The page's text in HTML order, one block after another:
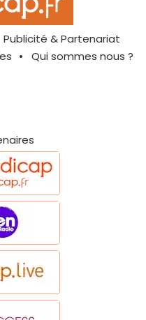
Publicité & Partenariat
Qui sommes nous ?